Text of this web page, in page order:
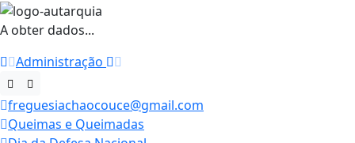
A obter dados...
Administração
freguesiachaocouce@gmail.com
Queimas e Queimadas